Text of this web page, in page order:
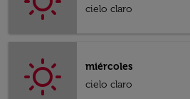
cielo claro
miércoles
cielo claro